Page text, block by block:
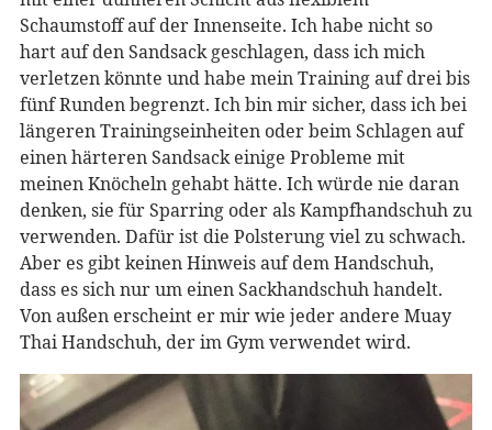
Schaumstoff auf der Innenseite. Ich habe nicht so
hart auf den Sandsack geschlagen, dass ich mich
verletzen könnte und habe mein Training auf drei bis
fünf Runden begrenzt. Ich bin mir sicher, dass ich bei
längeren Trainingseinheiten oder beim Schlagen auf
einen härteren Sandsack einige Probleme mit
meinen Knöcheln gehabt hätte. Ich würde nie daran
denken, sie für Sparring oder als Kampfhandschuh zu
verwenden. Dafür ist die Polsterung viel zu schwach.
Aber es gibt keinen Hinweis auf dem Handschuh,
dass es sich nur um einen Sackhandschuh handelt.
Von außen erscheint er mir wie jeder andere Muay
Thai Handschuh, der im Gym verwendet wird.